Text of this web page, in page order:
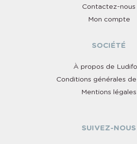
Contactez-nous
Mon compte
SOCIÉTÉ
À propos de
Conditions générales
Mentions légales
SUIVEZ-NOUS